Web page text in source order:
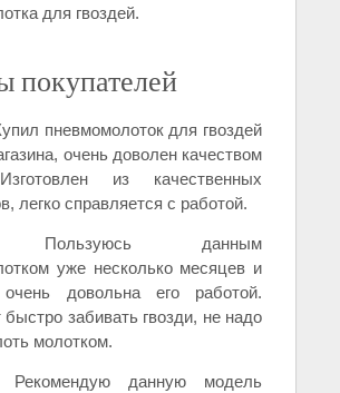
для гвоздей.
покупателей
пневмомолоток для гвоздей
очень доволен качеством
из качественных
легко справляется с работой.
данным
уже несколько месяцев и
очень довольна его работой.
быстро забивать гвозди, не надо
молотком.
Рекомендую данную модель